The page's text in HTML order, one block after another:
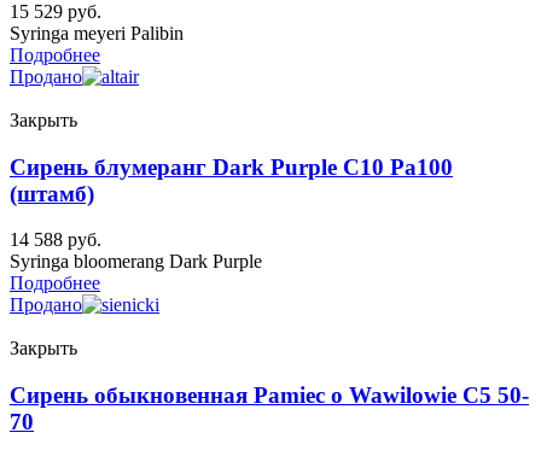
15 529 руб.
Syringa meyeri Palibin
Подробнее
Продано
Закрыть
Сирень блумеранг Dark Purple C10 Pa100
(штамб)
14 588 руб.
Syringa bloomerang Dark Purple
Подробнее
Продано
Закрыть
Сирень обыкновенная Pamiec o Wawilowie C5 50-
70